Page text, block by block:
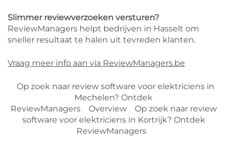
Slimmer reviewverzoeken versturen?
ReviewManagers helpt bedrijven in Hasselt om
sneller resultaat te halen uit tevreden klanten.
Vraag meer info aan via ReviewManagers.be
Op zoek naar review software voor elektriciens in
Mechelen? Ontdek
ReviewManagers
Overview
Op zoek naar review
software voor elektriciens in Kortrijk? Ontdek
ReviewManagers